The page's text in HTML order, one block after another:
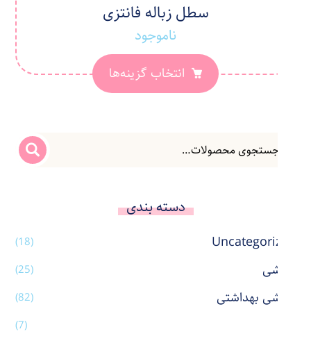
سطل زباله فانتزی
ناموجود
انتخاب گزینه‌ها
دسته بندی
Uncategorized
(18)
آرایشی (25)
آرایشی بهداشتی (82)
(7)